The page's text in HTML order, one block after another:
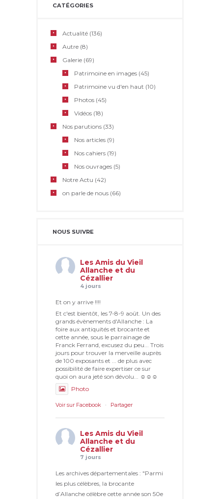
CATÉGORIES
Actualité (136)
Autre (8)
Galerie (69)
Patrimoine en images (45)
Patrimoine vu d'en haut (10)
Photos (45)
Vidéos (18)
Nos parutions (33)
Nos articles (9)
Nos cahiers (19)
Nos ouvrages (5)
Notre Actu (42)
on parle de nous (66)
NOUS SUIVRE
Les Amis du Vieil
Allanche et du
Cézallier
4 jours
Et on y arrive !!!!
Et c'est bientôt, les 7-8-9 août. Un des
grands évènements d'Allanche : La
foire aux antiquités et brocante et
cette année, sous le parrainage de
Franck Ferrand, excusez du peu... Trois
jours pour trouver la merveille auprès
de 100 exposants et ... de plus avec
possibilité de faire expertiser ce sur
quoi on aura jeté son dévolu... ☺☺☺
Photo
Voir sur Facebook · Partager
Les Amis du Vieil
Allanche et du
Cézallier
7 jours
Les archives départementales : "Parmi
les plus célèbres, la brocante
d’Allanche célèbre cette année son 50e